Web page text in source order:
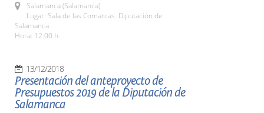
Salamanca (Salamanca)
Lugar: Sala de las Comarcas. Diputación de
Salamanca
Hora: 12:00 h.
13/12/2018
Presentación del anteproyecto de
Presupuestos 2019 de la Diputación de
Salamanca